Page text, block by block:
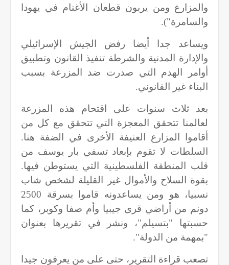
والمزارع ومن يربون قطعان الأغنام في يهودا
والسامرة").
ويساعد جدا أيضا رفض الجيش الإسرائيلي
والإدارة المدنية والشرطة تنفيذ القانون وتطبيق
أوامر الهدم التي صدرت ضد المزرعة بسبب
البناء غير القانوني.
بعد ثلاث سنوات على اقتحام هذه المزرعة
لعالمنا تتحقق المعجزة التي تتحقق مع كل من
أقاموا المزارع العنيفة الأخرى في الضفة هنا.
السلطات لا تقوم بإبعاد تسفي بار يوسف من
قلب المنطقة الفلسطينية التي يستوطن فيها.
بقوة السلاح والأموال غير القليلة لشخص شاب
نسبيا، هو ومن يساعدونه قاموا بسرقة 2500
دونم من أراضي قرى جيبيا وأم صفا وكوبر، كما
حسبتها "بتسيلم"، ونشر في تقريرها بعنوان
"بمهمة من الدولة".
تصعب قراءة التقرير، حتى على من يعرفون جيدا